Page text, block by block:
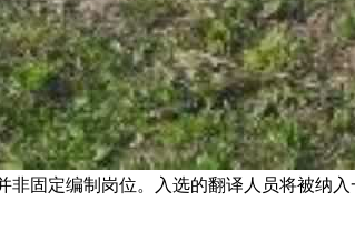
非固定编制岗位。入选的翻译人员将被纳